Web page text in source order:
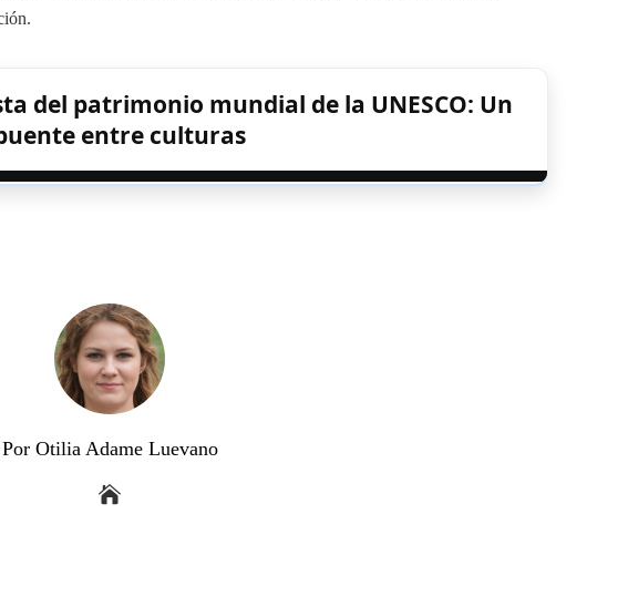
del patrimonio mundial de la UNESCO: Un
entre culturas
Por Otilia Adame Luevano